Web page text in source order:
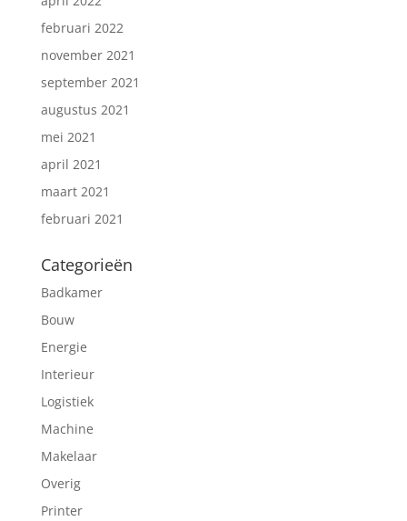
februari 2022
november 2021
september 2021
augustus 2021
mei 2021
april 2021
maart 2021
februari 2021
Categorieën
Badkamer
Bouw
Energie
Interieur
Logistiek
Machine
Makelaar
Overig
Printer